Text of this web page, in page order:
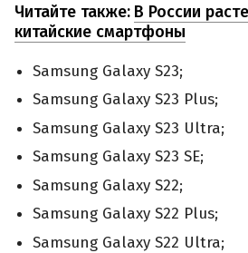
Читайте также: В России
китайские смартфоны
Samsung Galaxy S23;
Samsung Galaxy S23 Plus;
Samsung Galaxy S23 Ultra;
Samsung Galaxy S23 SE;
Samsung Galaxy S22;
Samsung Galaxy S22 Plus;
Samsung Galaxy S22 Ultra;